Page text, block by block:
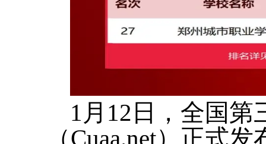
1月12日，全国
（Cuaa.net）正式